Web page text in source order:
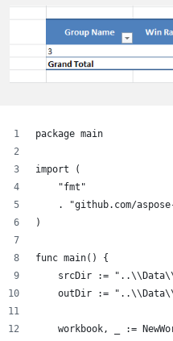
package main
import (
    "fmt"
. "github.com/
)
func main() {
srcDir :=
outDir :=
workbook, _ :=